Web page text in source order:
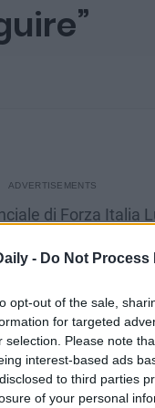
- Do Not
opt-out of the sale,
for targeted
selection. Please note
interest-based ads
to third parties
of your personal
di Forza Italia
ha portato alla
della
virtuoso di
le